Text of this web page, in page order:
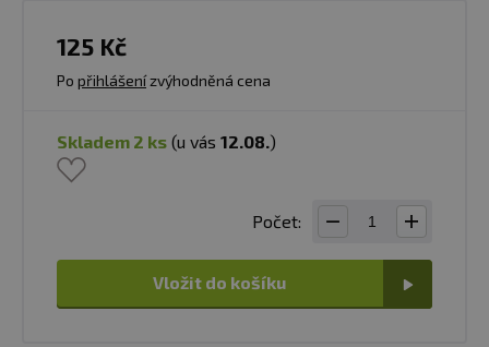
125 Kč
Po přihlášenízvýhodněná cena
skladem 2 ks (u vás 12.08.)
Počet:
Vložit do košíku